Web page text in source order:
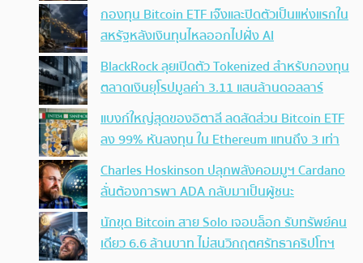
กองทุน Bitcoin ETF เจ๊งและปิดตัวเป็นแห่งแรกใน
สหรัฐหลังเงินทุนไหลออกไปฝั่ง AI
BlackRock ลุยเปิดตัว Tokenized สำหรับกองทุน
ตลาดเงินยุโรปมูลค่า 3.11 แสนล้านดอลลาร์
แบงก์ใหญ่สุดของอิตาลี ลดสัดส่วน Bitcoin ETF
ลง 99% หันลงทุน ใน Ethereum แทนถึง 3 เท่า
Charles Hoskinson ปลุกพลังคอมมูฯ Cardano
ลั่นต้องการพา ADA กลับมาเป็นผู้ชนะ
นักขุด Bitcoin สาย Solo เจอบล็อก รับทรัพย์คน
เดียว 6.6 ล้านบาท ไม่สนวิกฤตศรัทธาคริปโทฯ